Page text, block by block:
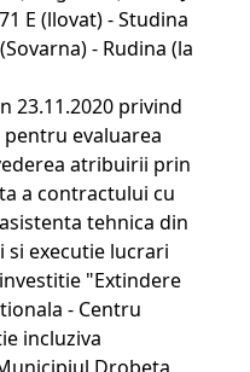
E (llovat) - Studina
- Rudina (la
23.11.2020 privind
evaluarea
atribuirii prin
a contractului cu
tehnica din
executie lucrari
"Extindere
- Centru
incluziva